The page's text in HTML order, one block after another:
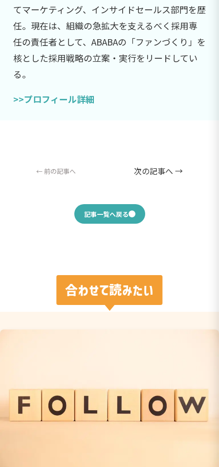
てマーケティング、インサイドセールス部門を歴
任。現在は、組織の急拡大を支えるべく採用専
任の責任者として、ABABAの「ファンづくり」を
核とした採用戦略の立案・実行をリードしてい
る。
>>プロフィール詳細
← 前の記事へ 次の記事へ →
記事一覧へ戻る
合わせて読みたい